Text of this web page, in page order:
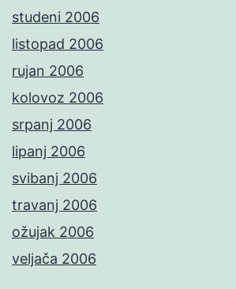
studeni 2006
listopad 2006
rujan 2006
kolovoz 2006
srpanj 2006
lipanj 2006
svibanj 2006
travanj 2006
ožujak 2006
veljača 2006